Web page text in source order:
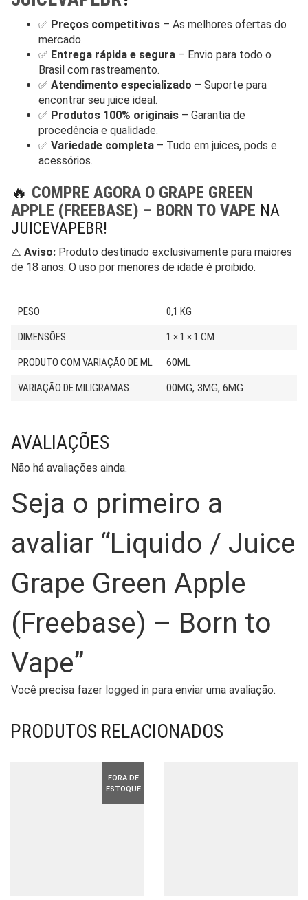
✅ Preços competitivos – As melhores ofertas do
mercado.
✅ Entrega rápida e segura – Envio para todo o
Brasil com rastreamento.
✅ Atendimento especializado – Suporte para
encontrar seu juice ideal.
✅ Produtos 100% originais – Garantia de
procedência e qualidade.
✅ Variedade completa – Tudo em juices, pods e
acessórios.
🔥 COMPRE AGORA O GRAPE GREEN
APPLE (FREEBASE) – BORN TO VAPE NA
JUICEVAPEBR!
⚠️ Aviso: Produto destinado exclusivamente para maiores
de 18 anos. O uso por menores de idade é proibido.
PESO 0,1 KG
DIMENSÕES 1 × 1 × 1 CM
PRODUTO COM VARIAÇÃO DE ML 60ML
VARIAÇÃO DE MILIGRAMAS 00MG, 3MG, 6MG
AVALIAÇÕES
Não há avaliações ainda.
Seja o primeiro a
avaliar “Liquido / Juice
Grape Green Apple
(Freebase) – Born to
Vape”
Você precisa fazer logged in para enviar uma avaliação.
PRODUTOS RELACIONADOS
FORA DE
ESTOQUE